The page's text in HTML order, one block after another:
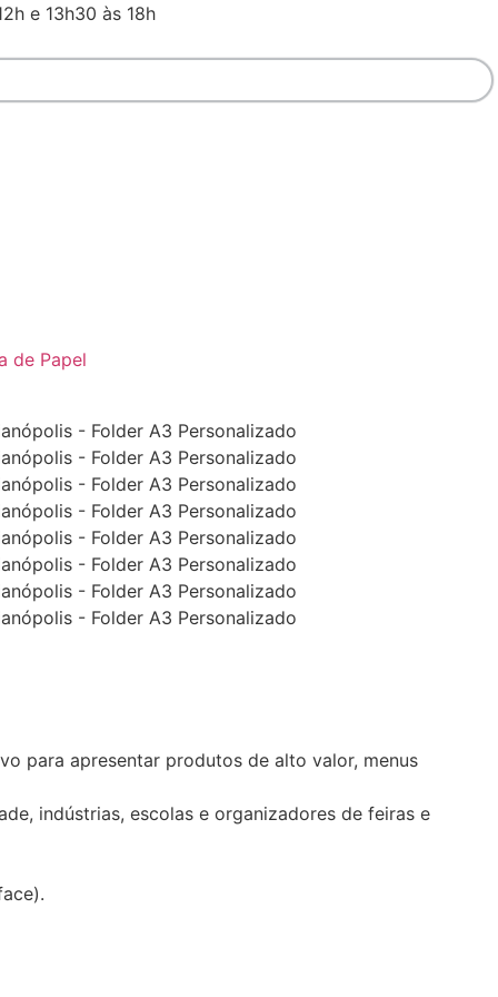
e 13h30 às 18h
de Papel
para apresentar produtos de alto valor, menus
indústrias, escolas e organizadores de feiras e